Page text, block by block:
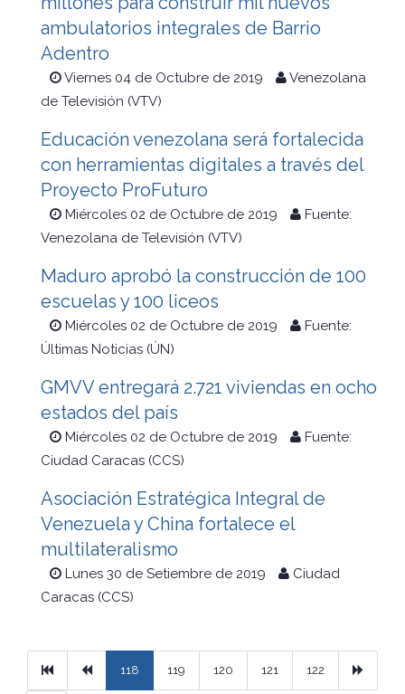
ambulatorios integrales de Barrio
Adentro
Viernes 04 de Octubre de 2019
Venezolana
de Televisión (VTV)
Educación venezolana será fortalecida
con herramientas digitales a través del
Proyecto ProFuturo
Miércoles 02 de Octubre de 2019
Fuente:
Venezolana de Televisión (VTV)
Maduro aprobó la construcción de 100
escuelas y 100 liceos
Miércoles 02 de Octubre de 2019
Fuente:
Últimas Noticias (ÚN)
GMVV entregará 2.721 viviendas en ocho
estados del país
Miércoles 02 de Octubre de 2019
Fuente:
Ciudad Caracas (CCS)
Asociación Estratégica Integral de
Venezuela y China fortalece el
multilateralismo
Lunes 30 de Setiembre de 2019
Ciudad
Caracas (CCS)
PrimeraPrevious
118 119 120 121 122